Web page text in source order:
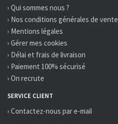
› Qui sommes nous ?
› Nos conditions générales de vente
› Mentions légales
› Gérer mes cookies
› Délai et frais de livraison
› Paiement 100% sécurisé
› On recrute
SERVICE CLIENT
› Contactez-nous par e-mail